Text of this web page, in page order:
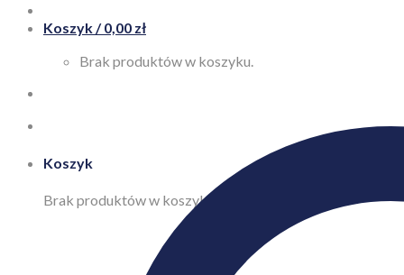
Koszyk /0,00 zł
Brak produktów w koszyku.
Koszyk
Brak produktów w koszyku.